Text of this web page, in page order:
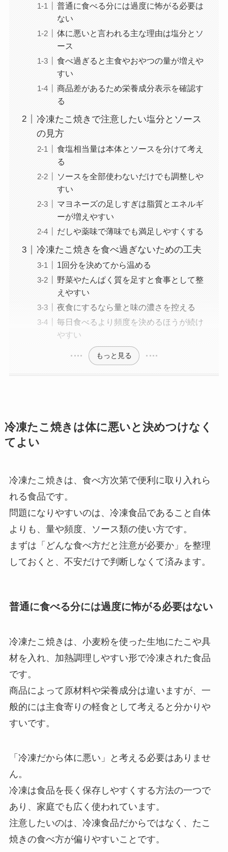
普通に食べる分には過度に怖がる必要は
ない
体に悪いと言われる主な理由は塩分とソ
ース
食べ過ぎると主食やおやつの量が増えや
すい
商品差があるため栄養成分表示を確認す
る
冷凍たこ焼きで注意したい塩分とソース
の見方
食塩相当量は本体とソースを分けて考え
る
ソースを全部使わないだけでも調整しや
すい
マヨネーズの足しすぎは脂質とエネルギ
ーが増えやすい
だしや薬味で薄味でも満足しやすくする
冷凍たこ焼きを食べ過ぎないための工夫
1回分を決めてから温める
野菜やたんぱく質を足すと食事として整
えやすい
夜食にするなら量と味の濃さを控える
毎日食べるより頻度を決めるほうが続け
やすい
もっと見る
冷凍たこ焼きは体に悪いと決めつけなく
てよい
冷凍たこ焼きは、食べ方次第で便利に取り入れら
れる食品です。
問題になりやすいのは、冷凍食品であること自体
よりも、量や頻度、ソース類の使い方です。
まずは「どんな食べ方だと注意が必要か」を整理
しておくと、不安だけで判断しなくて済みます。
普通に食べる分には過度に怖がる必要はない
冷凍たこ焼きは、小麦粉を使った生地にたこや具
材を入れ、加熱調理しやすい形で冷凍された食品
です。
商品によって原材料や栄養成分は違いますが、一
般的には主食寄りの軽食として考えると分かりや
すいです。
「冷凍だから体に悪い」と考える必要はありませ
ん。
冷凍は食品を長く保存しやすくする方法の一つで
あり、家庭でも広く使われています。
注意したいのは、冷凍食品だからではなく、たこ
焼きの食べ方が偏りやすいことです。